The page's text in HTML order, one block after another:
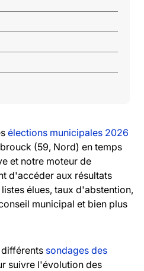
élections municipales 2026
(59, Nord) en temps
et notre moteur de
d'accéder aux résultats
élues, taux d'abstention,
municipal et bien plus
sondages des
suivre l'évolution des